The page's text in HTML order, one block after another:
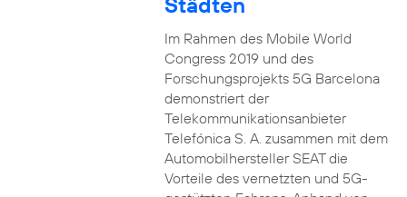
Im Rahmen des Mobile World
Congress 2019 und des
Forschungsprojekts 5G Barcelona
demonstriert der
Telekommunikationsanbieter
Telefónica S. A. zusammen mit dem
Automobilhersteller SEAT die
Vorteile des vernetzten und 5G-